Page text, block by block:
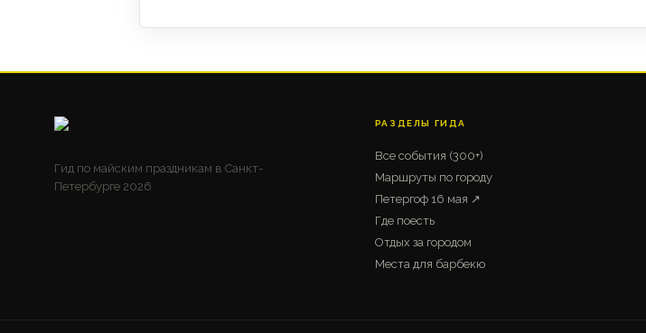
Гид по майским праздникам в Санкт-
Петербурге 2026
РАЗДЕЛЫ ГИДА
Все события (300+)
Маршруты по городу
Петергоф 16 мая ↗
Где поесть
Отдых за городом
Места для барбекю